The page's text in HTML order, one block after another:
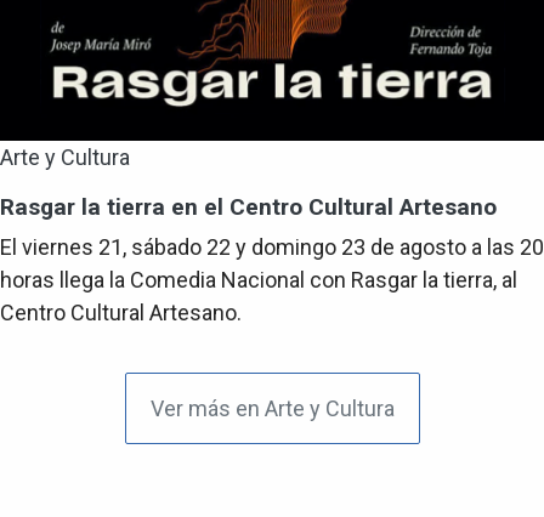
Arte y Cultura
Rasgar la tierra en el Centro Cultural Artesano
El viernes 21, sábado 22 y domingo 23 de agosto a las 20
horas llega la Comedia Nacional con Rasgar la tierra, al
Centro Cultural Artesano.
Ver más en Arte y Cultura